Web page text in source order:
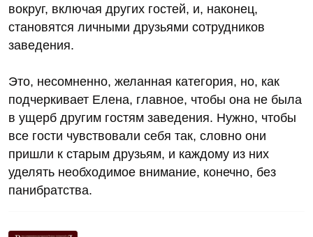
вокруг, включая других гостей, и, наконец,
становятся личными друзьями сотрудников
заведения.
Это, несомненно, желанная категория, но, как
подчеркивает Елена, главное, чтобы она не была
в ущерб другим гостям заведения. Нужно, чтобы
все гости чувствовали себя так, словно они
пришли к старым друзьям, и каждому из них
уделять необходимое внимание, конечно, без
панибратства.